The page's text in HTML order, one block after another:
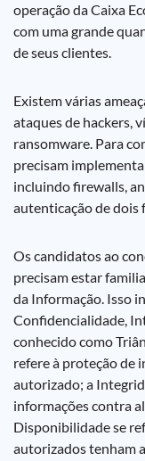
operação da Caixa
com uma grande
de seus clientes.
Existem várias
ataques de hackers,
ransomware. Para
precisam
incluindo firewalls,
autenticação de dois
Os candidatos ao
precisam estar
da Informação. Isso
Confidencialidade,
conhecido como
refere à proteção de
autorizado; a
informações contra
Disponibilidade se
autorizados tenham